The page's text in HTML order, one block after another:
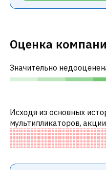
Оценка
Значительно
Исходя из основных
мультипликаторов,
недооценены по
компаниями.